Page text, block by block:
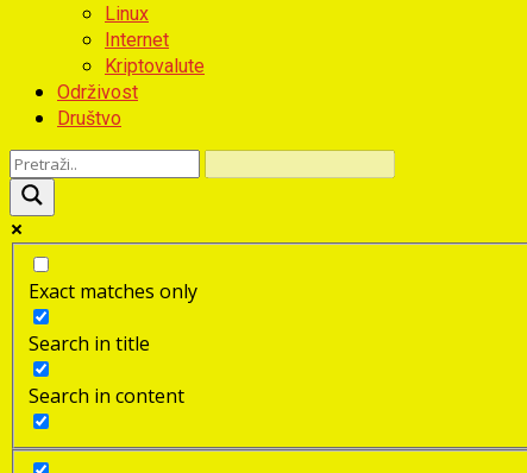
Linux
Internet
Kriptovalute
Održivost
Društvo
Exact matches only
Search in title
Search in content